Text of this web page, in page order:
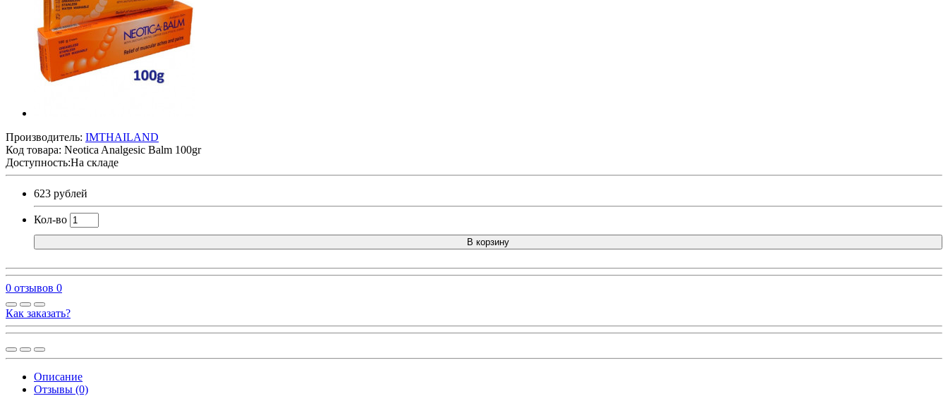
Производитель: IMTHAILAND
Код товара: Neotica Analgesiс Balm 100gr
Доступность:На складе
623 рублей
Кол-во
В корзину
0 отзывов 0
Как заказать?
Описание
Отзывы (0)